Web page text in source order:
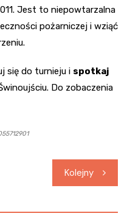
Jest to niepowtarzalna
pożarniczej i wziąć
się do turnieju i spotkaj
Do zobaczenia
Kolejny